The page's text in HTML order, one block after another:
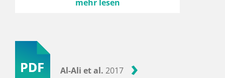
mehr lesen
Al-Ali et al. 2017